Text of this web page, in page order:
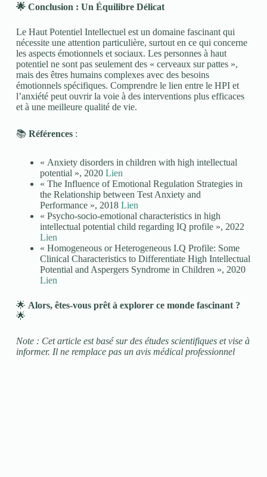
🌟Conclusion : Un Équilibre Délicat
Le Haut Potentiel Intellectuel est un domaine fascinant qui
nécessite une attention particulière, surtout en ce qui concerne
les aspects émotionnels et sociaux. Les personnes à haut
potentiel ne sont pas seulement des « cerveaux sur pattes »,
mais des êtres humains complexes avec des besoins
émotionnels spécifiques. Comprendre le lien entre le HPI et
l’anxiété peut ouvrir la voie à des interventions plus efficaces
et à une meilleure qualité de vie.
📚 Références:
« Anxiety disorders in children with high intellectual
potential », 2020 Lien
« The Influence of Emotional Regulation Strategies in
the Relationship between Test Anxiety and
Performance », 2018 Lien
« Psycho-socio-emotional characteristics in high
intellectual potential child regarding IQ profile », 2022
Lien
« Homogeneous or Heterogeneous I.Q Profile: Some
Clinical Characteristics to Differentiate High Intellectual
Potential and Aspergers Syndrome in Children », 2020
Lien
🌟 Alors, êtes-vous prêt à explorer ce monde fascinant ?
🌟
Note : Cet article est basé sur des études scientifiques et vise à
informer. Il ne remplace pas un avis médical professionnel